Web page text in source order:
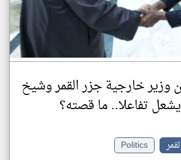
وزير خارجية جزر القمر وشيخ
يشعل تفاعلا.. ما قصته؟
Politics